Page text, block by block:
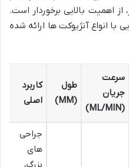
اهمیت بالایی برخوردار است.
با انواع آنژیوکت ها ارائه شده
سرعت
جریان
(ML/MIN)
طول
(MM)
کاربرد
اصلی
جراحی
های
بزرگ،